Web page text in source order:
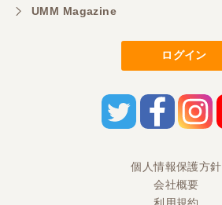
UMM Magazine
ログイン
個人情報保護方針
会社概要